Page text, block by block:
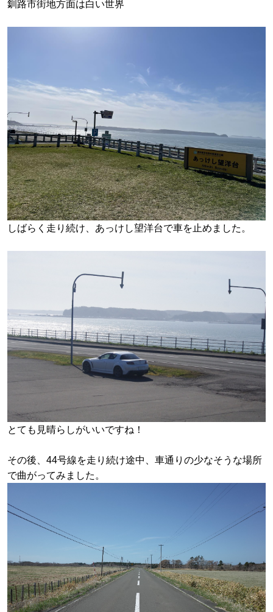
釧路市街地方面は白い世界
しばらく走り続け、あっけし望洋台で車を止めました。
とても見晴らしがいいですね！
その後、44号線を走り続け途中、車通りの少なそうな場所
で曲がってみました。